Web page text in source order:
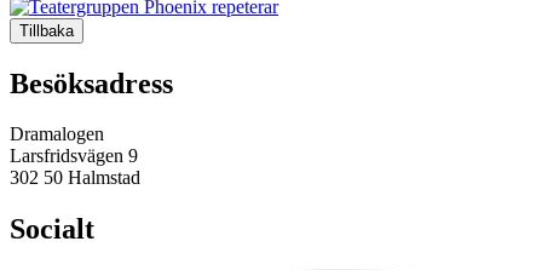
Tillbaka
Besöksadress
Dramalogen
Larsfridsvägen 9
302 50 Halmstad
Socialt